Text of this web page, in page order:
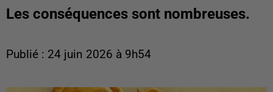
Les conséquences sont nombreuses.
Publié : 24 juin 2026 à 9h54